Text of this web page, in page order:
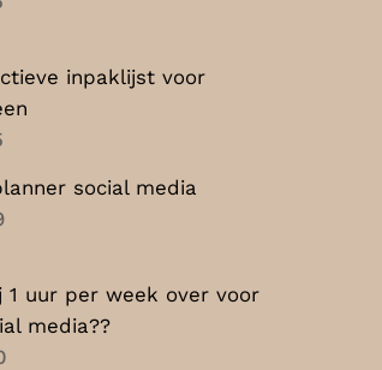
inpaklijst voor
social media
1 uur per week over voor
media??